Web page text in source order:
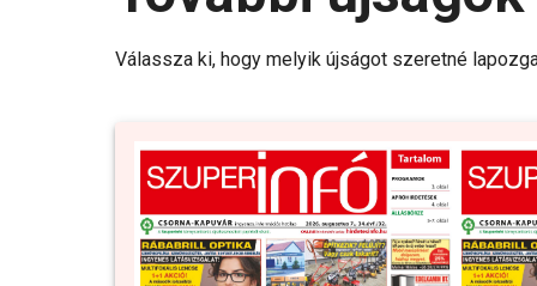
Válassza ki, hogy melyik újságot szeretné